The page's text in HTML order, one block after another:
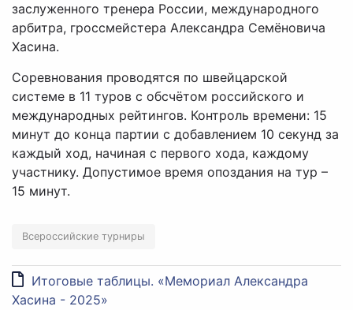
заслуженного тренера России, международного
арбитра, гроссмейстера Александра Семёновича
Хасина.
Соревнования проводятся по швейцарской
системе в 11 туров с обсчётом российского и
международных рейтингов. Контроль времени: 15
минут до конца партии с добавлением 10 секунд за
каждый ход, начиная с первого хода, каждому
участнику. Допустимое время опоздания на тур –
15 минут.
Всероссийские турниры
Итоговые таблицы. «Мемориал Александра
Хасина - 2025»